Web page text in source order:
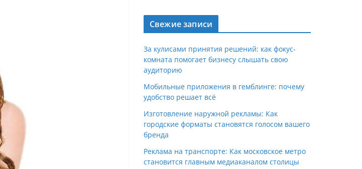
Свежие записи
За кулисами принятия решений: как фокус-
комната помогает бизнесу слышать свою
аудиторию
Мобильные приложения в гемблинге: почему
удобство решает всё
Изготовление наружной рекламы: Как
городские форматы становятся голосом вашего
бренда
Реклама на транспорте: Как московское метро
становится главным медиаканалом столицы